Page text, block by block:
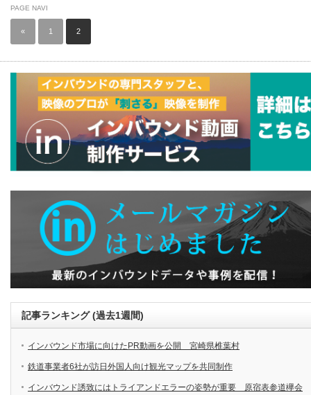
PAGE NAVI
« 1 2
記事ランキング (過去1週間)
インバウンド市場に向けたPR動画を公開 宮崎県椎葉村
鉄道事業者6社が訪日外国人向け観光マップを共同制作
インバウンド誘致にはトライアンドエラーの姿勢が重要 原宿表参道欅会